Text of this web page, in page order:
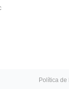
Política de